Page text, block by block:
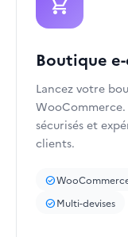
Boutique
Lancez votre
sécurisés et
clients.
check_circle
check_circleMulti-devises